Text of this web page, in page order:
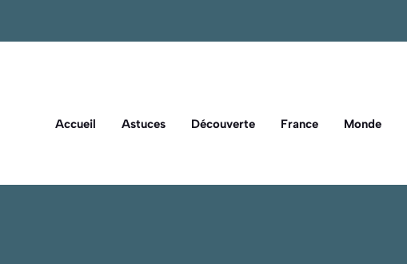
Accueil Astuces Découverte France Monde